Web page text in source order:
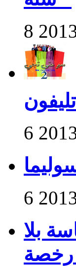
سياسة بلا